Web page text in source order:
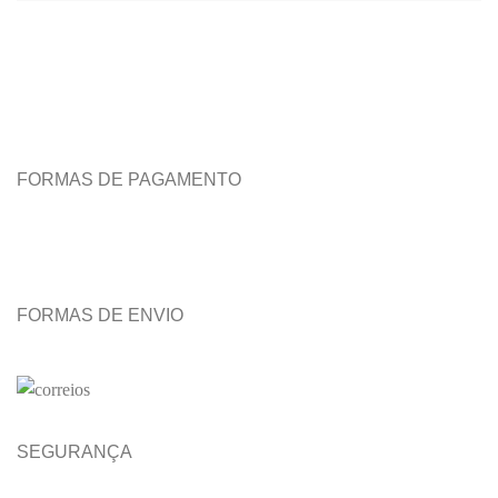
FORMAS DE PAGAMENTO
FORMAS DE ENVIO
SEGURANÇA